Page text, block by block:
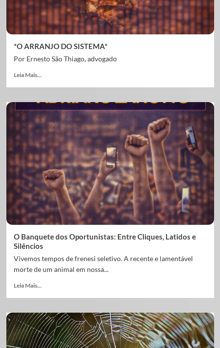
*O ARRANJO DO SISTEMA*
Por Ernesto São Thiago, advogado
Leia Mais...
O Banquete dos Oportunistas: Entre Cliques, Latidos e
Silêncios
Vivemos tempos de frenesi seletivo. A recente e lamentável
morte de um animal em nossa...
Leia Mais...